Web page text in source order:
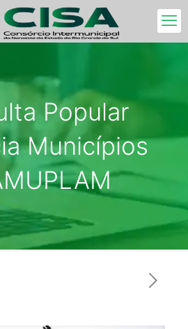
Popular
Municípios